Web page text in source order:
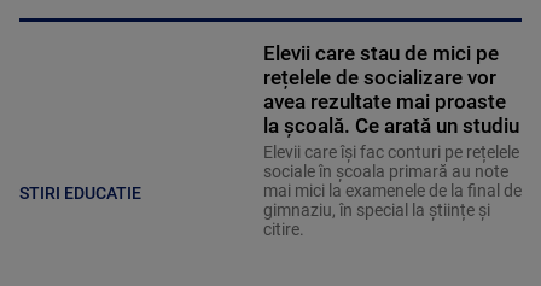
STIRI EDUCATIE
Elevii care stau de mici pe
rețelele de socializare vor
avea rezultate mai proaste
la școală. Ce arată un studiu
Elevii care îşi fac conturi pe rețelele
sociale în școala primară au note
mai mici la examenele de la final de
gimnaziu, în special la științe și
citire.